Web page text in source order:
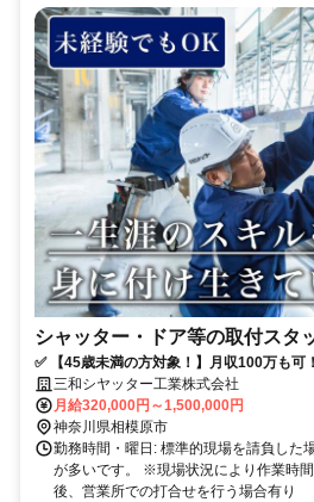
シャッター・ドア等の取付スタ
✅ 【45歳未満の方対象！】月収100万も可
定＆営業活動なし！半年間の研修で独り立
り）
三和シヤッター工業株式会社
月給320,000円～1,500,000円
神奈川県相模原市
勤務時間・曜日: 標準的現場を請負し
が多いです。 ※現場状況により作業時
後、営業所での打合せを行う場合有り